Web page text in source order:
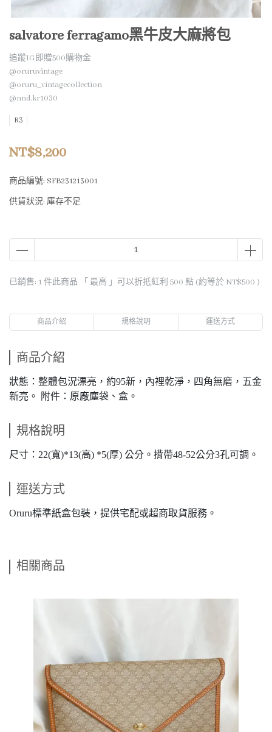
salvatore ferragamo黑牛皮大麻將包
追蹤IG即贈500購物金
@oruruvintage
@oruru_vintagecollection
@nnd.kr1030
R3
NT$8,200
商品編號: SFB231213001
供貨狀況: 庫存不足
已銷售: 1 件此商品 「 最高 」可以折抵紅利 500 點 (約等於 NT$500 )
商品介紹 規格說明 運送方式
商品介紹
狀態：整體包況漂亮，約95新，內裡乾淨，四角無磨，五金
新亮。 附件：原廠塵袋、盒。
規格說明
尺寸：22(寬)*13(高) *5(厚) 公分。揹帶48-52公分3孔可調。
運送方式
Oruru標準紙盒包裝，提供宅配或超商取貨服務。
相關商品